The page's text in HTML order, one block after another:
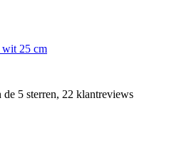
wit 25 cm
5 sterren, 22 klantreviews